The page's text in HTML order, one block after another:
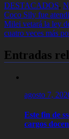
DESTACADOS,
Navegación
de
Coco Sily fue
Milei vetará la ley
cuatro veces más
Entradas
agosto 7,
Este fin de
cargos